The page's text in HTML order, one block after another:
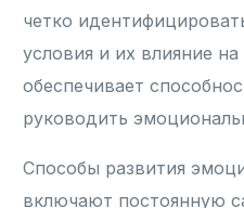
четко
условия и их влияние
обеспечивает
руководить
Способы развития
включают постоянную